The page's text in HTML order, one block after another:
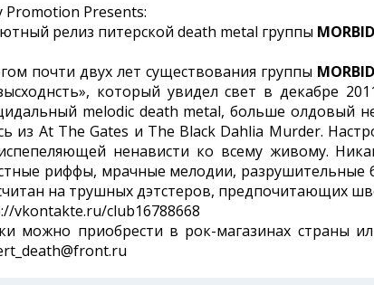
Promotion Presents:
релиз питерской death metal группы
почти двух лет существования группы
который увидел свет в декабре
melodic death metal, больше олдовый
из At The Gates и The Black Dahlia Murder.
ненависти ко всему живому.
риффы, мрачные мелодии, разрушительные
на трушных дэтстеров, предпочитающих
vkontakte.ru/club16788668
можно приобрести в рок-магазинах страны